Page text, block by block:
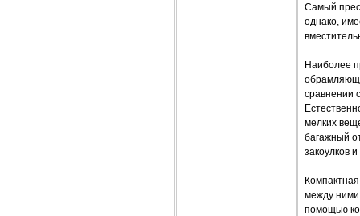
Самый
однако,
Наиболее
сравнении
мелких
багажный
закоулков
между ними
помощью